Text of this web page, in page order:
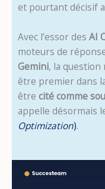
et pourtant décisif
Avec l’essor desAI
moteurs de
Gemini, la question
être premier dans
êtrecité comme
appelle désormais
Optimization).